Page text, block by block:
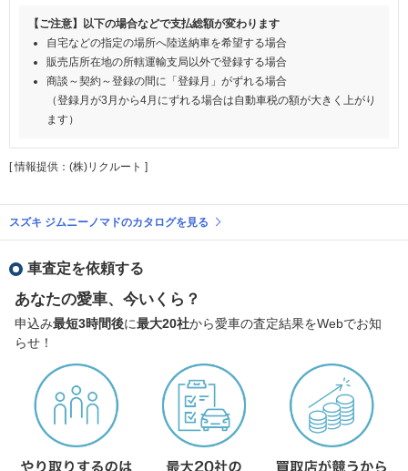
【ご注意】以下の場合などで支払総額が変わります
自宅などの指定の場所へ陸送納車を希望する場合
販売店所在地の所轄運輸支局以外で登録する場合
商談～契約～登録の間に「登録月」がずれる場合
（登録月が3月から4月にずれる場合は自動車税の額が大きく上がり
ます）
[ 情報提供：(株)リクルート ]
スズキ ジムニーノマドのカタログを見る
車査定を依頼する
あなたの愛車、今いくら？
申込み最短3時間後に最大20社から愛車の査定結果をWebでお知
らせ！